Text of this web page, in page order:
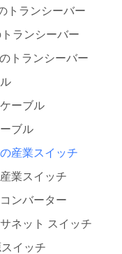
トランシーバー
ランシーバー
トランシーバー
ーブル
ブル
産業スイッチ
業スイッチ
ンバーター
ネット スイッチ
イッチ